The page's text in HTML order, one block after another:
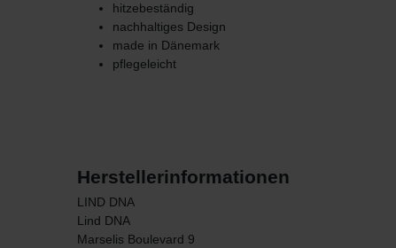
hitzebeständig
nachhaltiges Design
made in Dänemark
pflegeleicht
Herstellerinformationen
LIND DNA
Lind DNA
Marselis Boulevard 9